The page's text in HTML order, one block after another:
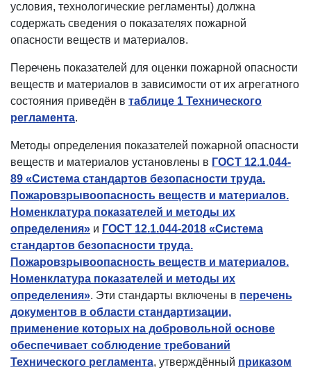
условия, технологические регламенты) должна
содержать сведения о показателях пожарной
опасности веществ и материалов.
Перечень показателей для оценки пожарной опасности
веществ и материалов в зависимости от их агрегатного
состояния приведён в таблице 1 Технического
регламента.
Методы определения показателей пожарной опасности
веществ и материалов установлены в ГОСТ 12.1.044-
89 «Система стандартов безопасности труда.
Пожаровзрывоопасность веществ и материалов.
Номенклатура показателей и методы их
определения» и ГОСТ 12.1.044-2018 «Система
стандартов безопасности труда.
Пожаровзрывоопасность веществ и материалов.
Номенклатура показателей и методы их
определения». Эти стандарты включены в перечень
документов в области стандартизации,
применение которых на добровольной основе
обеспечивает соблюдение требований
Технического регламента, утверждённый приказом